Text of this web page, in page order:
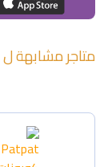
متاجر مشابهة ل